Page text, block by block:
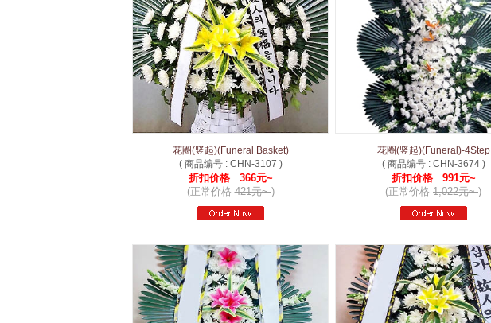
花圈(竖起)(Funeral Basket)
( 商品编号 : CHN-3107 )
折扣价格 366元~
(正常价格421元~)
花圈(竖起)(Funeral)-4Step
( 商品编号 : CHN-3674 )
折扣价格 991元~
(正常价格 1,022元~)